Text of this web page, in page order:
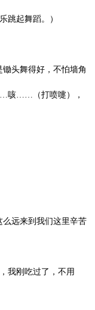
跳起舞蹈。）
头舞得好，不怕墙角
咳……（打喷嚏），
远来到我们这里辛苦
我刚吃过了，不用